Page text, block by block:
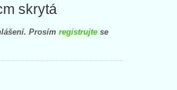
skrytá
Prosím registrujte se